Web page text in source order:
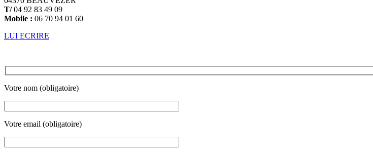
T/04 92 83 49 09
Mobile : 06 70 94 01 60
LUI ECRIRE
Votre nom (obligatoire)
Votre email (obligatoire)